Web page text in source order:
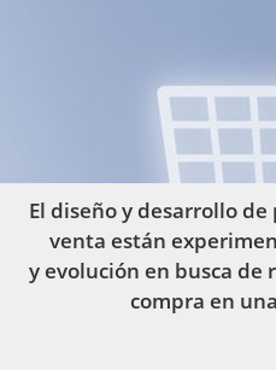
El diseño y desarrollo
venta están
y evolución en busca de
compra en